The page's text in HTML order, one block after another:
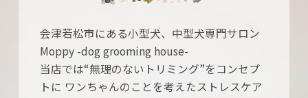
会津若松市にある小型犬、中型犬専門サロン
Moppy -dog grooming house-
当店では“無理のないトリミング”をコンセプ
トに ワンちゃんのことを考えたストレスケア